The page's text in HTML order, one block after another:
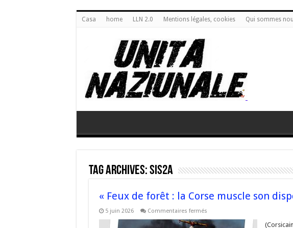
Casa home LLN 2.0 Mentions légales, cookies Qui sommes
Tag Archives:SIS2A
« Feux de forêt : la Corse muscle son
5 juin 2026 Commentaires ferméssur
de